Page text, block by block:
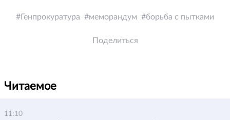
Генпрокуратура меморандум борьба с пытками
Поделиться
Читаемое
11:10